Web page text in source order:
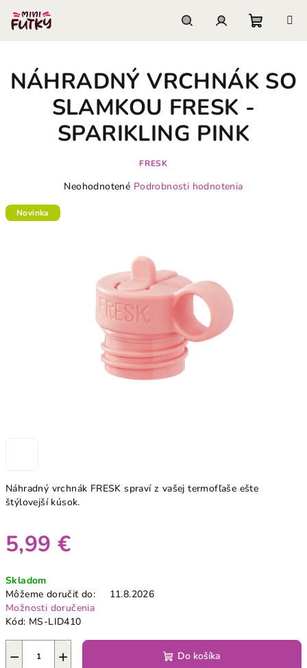
obsah
košík
Náhradný vrchnák FRESK spraví z vašej termofľaše ešte
štýlovejší kúsok.
5,99 €
cena:
Skladom
Môžeme doručiť do:
11.8.2026
Možnosti doručenia
Kód: MS-LID410
+
− Do košíka
NÁHRADNÝ VRCHNÁK SO
SLAMKOU FRESK -
SPARIKLING PINK
FRESK
Priemerné
hviezdičiek.
Neohodnotené Podrobnosti hodnotenia
Novinka